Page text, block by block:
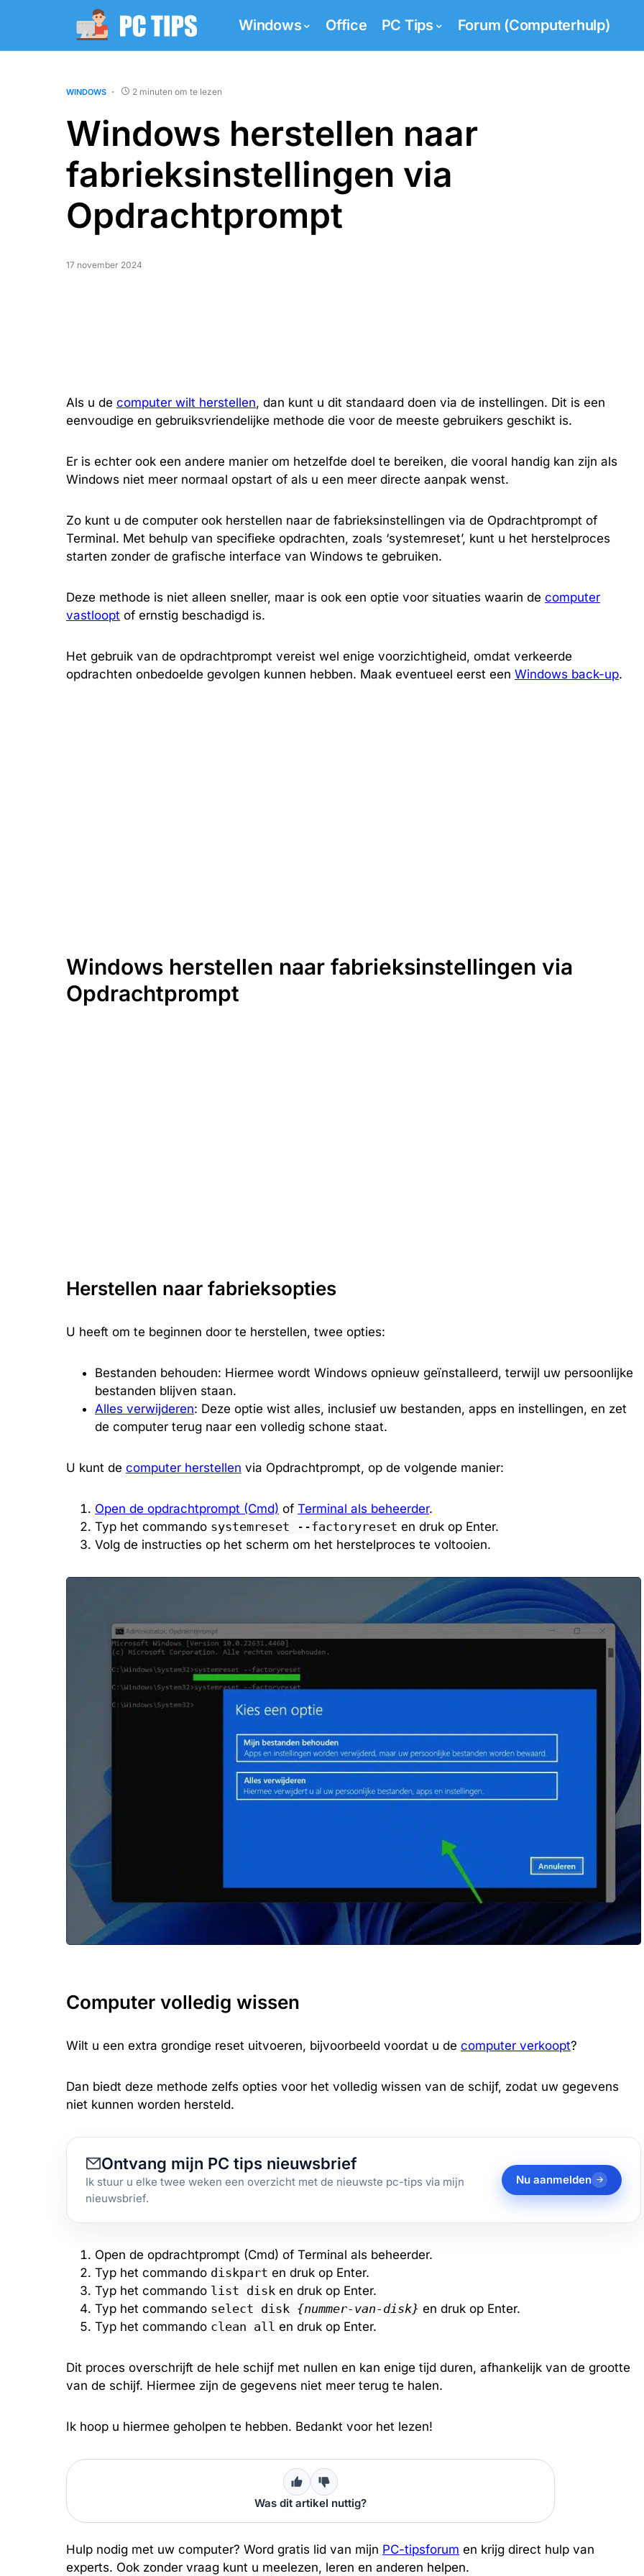
Windows Office PC Tips Forum (Computerhulp)
WINDOWS 2 minuten om te lezen
Windows herstellen naar
fabrieksinstellingen via
Opdrachtprompt
17 november 2024
Als u de computer wilt herstellen, dan kunt u dit standaard doen via de instellingen. Dit is een
eenvoudige en gebruiksvriendelijke methode die voor de meeste gebruikers geschikt is.
Er is echter ook een andere manier om hetzelfde doel te bereiken, die vooral handig kan zijn als
Windows niet meer normaal opstart of als u een meer directe aanpak wenst.
Zo kunt u de computer ook herstellen naar de fabrieksinstellingen via de Opdrachtprompt of
Terminal. Met behulp van specifieke opdrachten, zoals ‘systemreset’, kunt u het herstelproces
starten zonder de grafische interface van Windows te gebruiken.
Deze methode is niet alleen sneller, maar is ook een optie voor situaties waarin de computer
vastloopt of ernstig beschadigd is.
Het gebruik van de opdrachtprompt vereist wel enige voorzichtigheid, omdat verkeerde
opdrachten onbedoelde gevolgen kunnen hebben. Maak eventueel eerst een Windows back-up.
Windows herstellen naar fabrieksinstellingen via
Opdrachtprompt
Herstellen naar fabrieksopties
U heeft om te beginnen door te herstellen, twee opties:
Bestanden behouden: Hiermee wordt Windows opnieuw geïnstalleerd, terwijl uw persoonlijke
bestanden blijven staan.
Alles verwijderen: Deze optie wist alles, inclusief uw bestanden, apps en instellingen, en zet
de computer terug naar een volledig schone staat.
U kunt de computer herstellen via Opdrachtprompt, op de volgende manier:
Open de opdrachtprompt (Cmd) of Terminal als beheerder.
Typ het commando systemreset --factoryreset en druk op Enter.
Volg de instructies op het scherm om het herstelproces te voltooien.
Computer volledig wissen
Wilt u een extra grondige reset uitvoeren, bijvoorbeeld voordat u de computer verkoopt?
Dan biedt deze methode zelfs opties voor het volledig wissen van de schijf, zodat uw gegevens
niet kunnen worden hersteld.
Ontvang mijn PC tips nieuwsbrief
Ik stuur u elke twee weken een overzicht met de nieuwste pc-tips via mijn
nieuwsbrief.
Nu aanmelden
Open de opdrachtprompt (Cmd) of Terminal als beheerder.
Typ het commando diskpart en druk op Enter.
Typ het commando list disk en druk op Enter.
Typ het commando select disk {nummer-van-disk} en druk op Enter.
Typ het commando clean all en druk op Enter.
Dit proces overschrijft de hele schijf met nullen en kan enige tijd duren, afhankelijk van de grootte
van de schijf. Hiermee zijn de gegevens niet meer terug te halen.
Ik hoop u hiermee geholpen te hebben. Bedankt voor het lezen!
Was dit artikel nuttig?
Hulp nodig met uw computer? Word gratis lid van mijn PC-tipsforum en krijg direct hulp van
experts. Ook zonder vraag kunt u meelezen, leren en anderen helpen.